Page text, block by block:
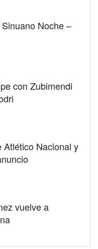
Noche –
con Zubimendi
Atlético Nacional y
vuelve a